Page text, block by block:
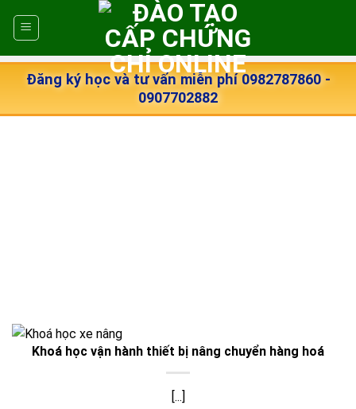
Đăng ký học và tư vấn miễn phí 0982787860 -
0907702882
Khoá học vận hành thiết bị nâng chuyển hàng hoá
[...]